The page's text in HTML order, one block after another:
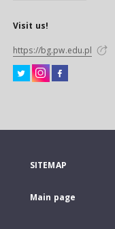
Visit us!
https://bg.pw.edu.pl
SITEMAP
Main page